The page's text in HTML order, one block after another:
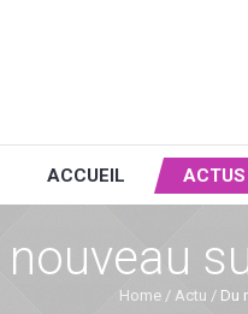
ACCUEIL ACTUS
nouveau
Home / Actu / Du